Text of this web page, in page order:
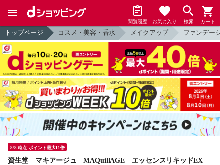
閲覧履歴 お気に入り 検索 カート
トップページ コスメ・美容・香水 メイクアップ ファンデー
8/8 時点_ポイント最大11倍
資生堂 マキアージュ MAQuillAGE エッセンスリキッドEX